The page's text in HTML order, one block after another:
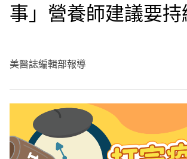
事」營養師建議要持
美醫誌編輯部報導